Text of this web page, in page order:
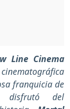
Line Cinema
franquicia de
disfrutó del